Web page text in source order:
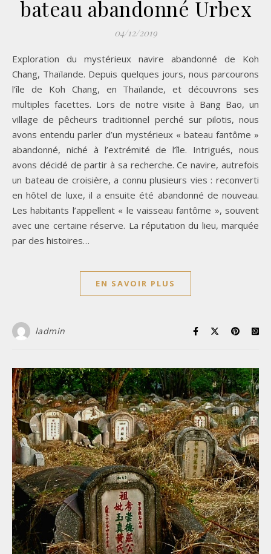
bateau abandonné Urbex
04/12/2019
Exploration du mystérieux navire abandonné de Koh
Chang, Thaïlande. Depuis quelques jours, nous parcourons
l’île de Koh Chang, en Thaïlande, et découvrons ses
multiples facettes. Lors de notre visite à Bang Bao, un
village de pêcheurs traditionnel perché sur pilotis, nous
avons entendu parler d’un mystérieux « bateau fantôme »
abandonné, niché à l’extrémité de l’île. Intrigués, nous
avons décidé de partir à sa recherche. Ce navire, autrefois
un bateau de croisière, a connu plusieurs vies : reconverti
en hôtel de luxe, il a ensuite été abandonné de nouveau.
Les habitants l’appellent « le vaisseau fantôme », souvent
avec une certaine réserve. La réputation du lieu, marquée
par des histoires…
EN SAVOIR PLUS
ladmin